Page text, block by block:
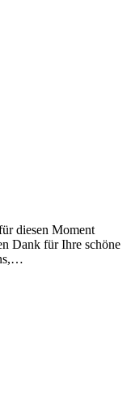
diesen Moment
Dank für Ihre schöne